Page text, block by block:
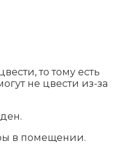
то тому есть
не цвести из-за
в помещении.